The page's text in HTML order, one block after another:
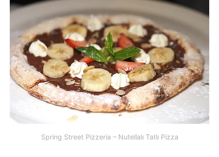
Spring Street Pizzeria – Nutellalı Tatlı Pizza